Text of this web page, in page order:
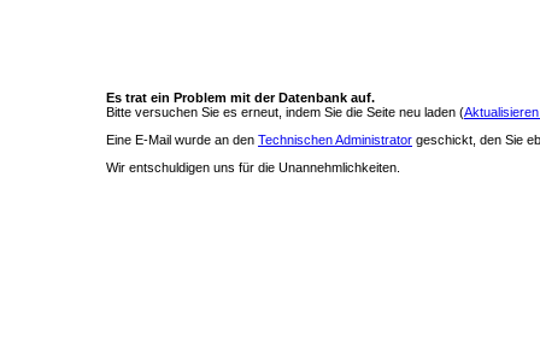
Es trat ein Problem mit der Datenbank auf.
Bitte versuchen Sie es erneut, indem Sie die Seite neu laden (
Eine E-Mail wurde an den Technischen Administrator geschickt, den Sie
Wir entschuldigen uns für die Unannehmlichkeiten.